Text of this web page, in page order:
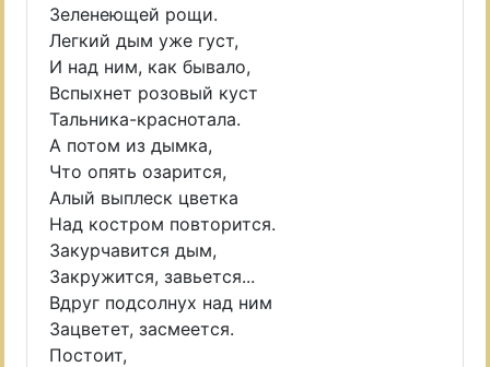
Зеленеющей рощи.
Легкий дым уже густ,
И над ним, как бывало,
Вспыхнет розовый куст
Тальника-краснотала.
А потом из дымка,
Что опять озарится,
Алый выплеск цветка
Над костром повторится.
Закурчавится дым,
Закружится, завьется...
Вдруг подсолнух над ним
Зацветет, засмеется.
Постоит,